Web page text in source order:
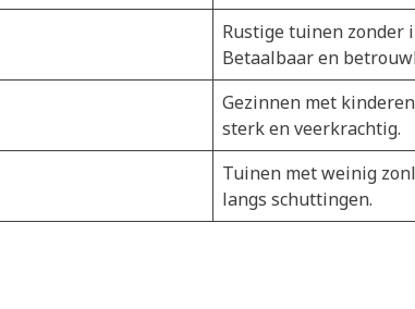
Rustige tuinen zonder
Betaalbaar en
Gezinnen met
sterk en veerkrachtig.
Tuinen met weinig
langs schuttingen.